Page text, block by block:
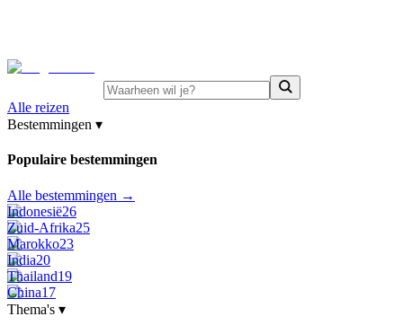
Alle reizen
Bestemmingen ▾
Populaire bestemmingen
Alle bestemmingen →
Indonesië26
Zuid-Afrika25
Marokko23
India20
Thailand19
China17
Thema's ▾